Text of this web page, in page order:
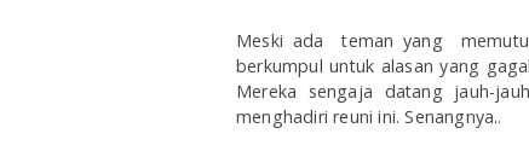
Meski ada teman yang
berkumpul untuk alasan yang
Mereka sengaja datang jauh-
menghadiri reuni ini. Senangnya..